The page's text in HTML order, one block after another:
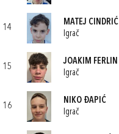
14
MATEJ CINDRIĆ
Igrač
15
JOAKIM FERLIN
Igrač
16
NIKO ĐAPIĆ
Igrač